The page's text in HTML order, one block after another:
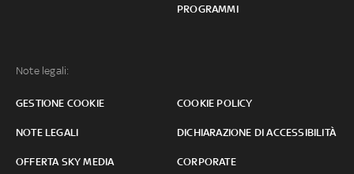
PROGRAMMI
Note legali:
GESTIONE COOKIE COOKIE POLICY
NOTE LEGALI DICHIARAZIONE DI ACCESSIBILITÀ
OFFERTA SKY MEDIA CORPORATE